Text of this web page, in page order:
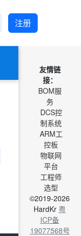
注册
友情链
接：
BOM服
务
DCS控
制系统
ARM工
控板
物联网
平台
工程师
选型
©2019-2026
HardKr 粤
ICP备
19077568号